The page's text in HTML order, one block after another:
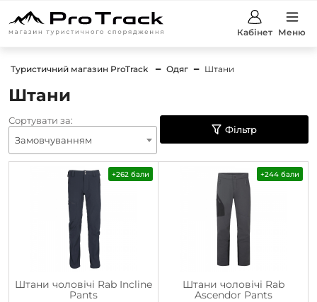
Кабінет Меню
Туристичний магазин ProTrack Одяг Штани
Штани
Сортувати за:
Замовчуванням
Фільтр
+262 бали
Штани чоловічі Rab Incline
Pants
+244 бали
Штани чоловічі Rab
Ascendor Pants